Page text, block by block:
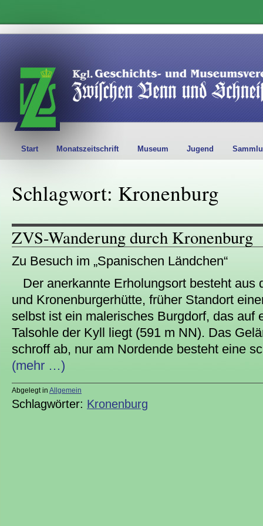
Start Monatszeitschrift Museum Jugend
Schlagwort: Kronenburg
ZVS-Wanderung durch Kronenburg
Zu Besuch im „Spanischen Ländchen“
Der anerkannte Erholungsort besteht aus
und Kronenburgerhütte, früher Standort
selbst ist ein malerisches Burgdorf, das auf
Talsohle der Kyll liegt (591 m NN). Das
schroff ab, nur am Nordende besteht eine
(mehr …)
Abgelegt in Allgemein
Schlagwörter: Kronenburg